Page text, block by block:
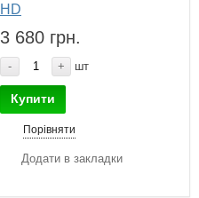
HD
3 680 грн.
- + шт
Купити
Порівняти
Додати в закладки